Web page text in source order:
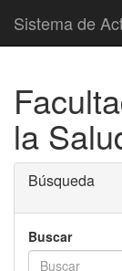
Sistema de
la
Búsqueda
Buscar